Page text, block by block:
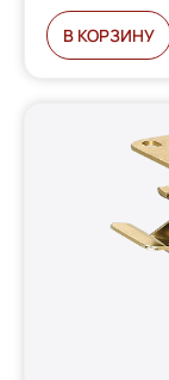
В КОРЗИНУ